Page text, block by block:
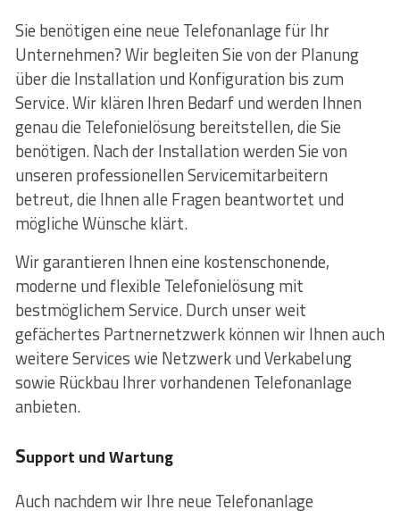
Sie benötigen eine neue Telefonanlage für Ihr
Unternehmen? Wir begleiten Sie von der Planung
über die Installation und Konfiguration bis zum
Service. Wir klären Ihren Bedarf und werden Ihnen
genau die Telefonielösung bereitstellen, die Sie
benötigen. Nach der Installation werden Sie von
unseren professionellen Servicemitarbeitern
betreut, die Ihnen alle Fragen beantwortet und
mögliche Wünsche klärt.
Wir garantieren Ihnen eine kostenschonende,
moderne und flexible Telefonielösung mit
bestmöglichem Service. Durch unser weit
gefächertes Partnernetzwerk können wir Ihnen auch
weitere Services wie Netzwerk und Verkabelung
sowie Rückbau Ihrer vorhandenen Telefonanlage
anbieten.
Support und Wartung
Auch nachdem wir Ihre neue Telefonanlage